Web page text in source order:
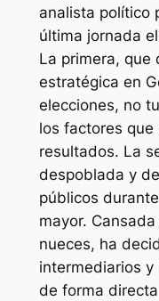
analista político
última jornada
La primera, que
estratégica en
elecciones, no
los factores
resultados. La
despoblada y
públicos
mayor.
nueces, ha
intermediarios y
de forma